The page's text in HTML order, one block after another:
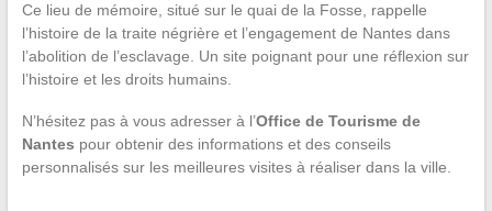
Ce lieu de mémoire, situé sur le quai de la Fosse, rappelle
l’histoire de la traite négrière et l’engagement de Nantes dans
l’abolition de l’esclavage. Un site poignant pour une réflexion sur
l’histoire et les droits humains.
N’hésitez pas à vous adresser à l’Office de Tourisme de
Nantes pour obtenir des informations et des conseils
personnalisés sur les meilleures visites à réaliser dans la ville.